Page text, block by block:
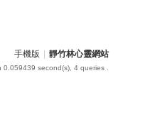
手機版 靜竹林心靈網站
0.059439 second(s), 4 queries .